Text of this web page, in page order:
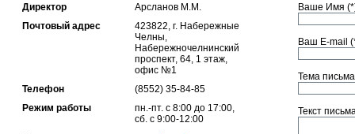
Директор
Арсланов М.М.
Почтовый адрес
423822, г. Набережные
Челны,
Набережночелнинский
проспект, 64, 1 этаж,
офис №1
Телефон
(8552) 35-84-85
Режим работы
пн.-пт. с 8:00 до 17:00,
сб. с 9:00-12:00
Ваше Имя
Ваш E-mail
Тема
Текст